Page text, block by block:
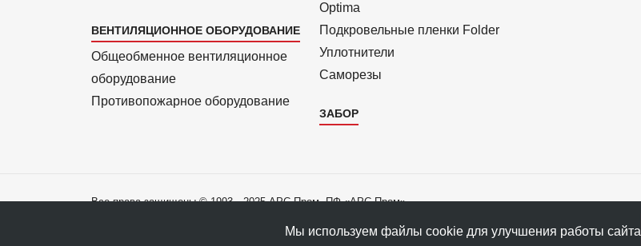
ВЕНТИЛЯЦИОННОЕ ОБОРУДОВАНИЕ
Общеобменное вентиляционное
оборудование
Противопожарное оборудование
Optima
Подкровель­ные пленки Folder
Уплотнители
Саморезы
ЗАБОР
Все права защищены © 1993—2025 АРС-Пром, ПФ «АРС-Пром»
Политика конфиденциальности данныхМы используем файлы cookie для улучшения работы сайта